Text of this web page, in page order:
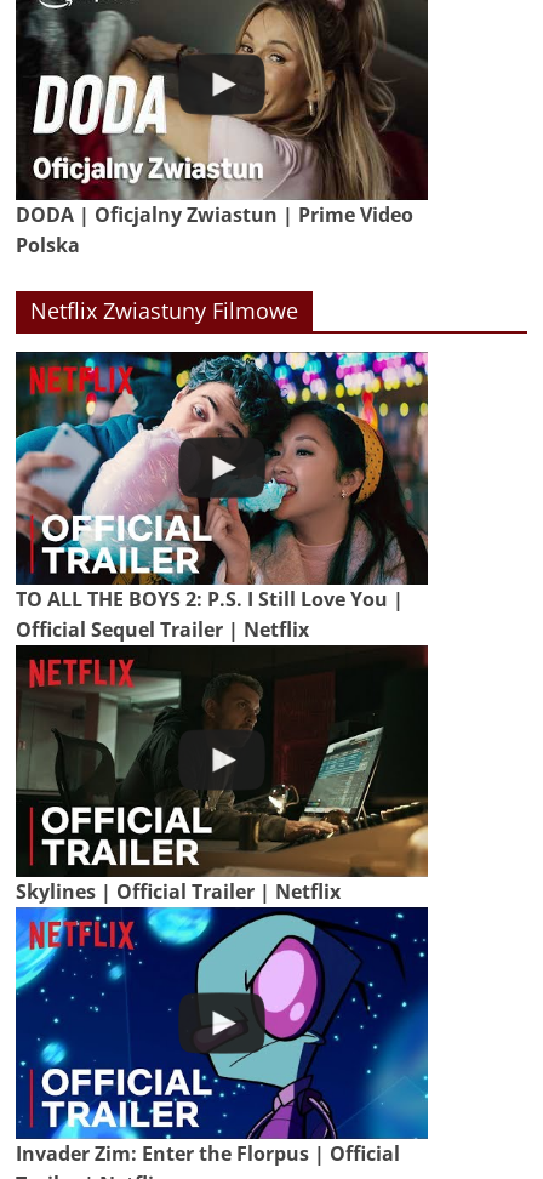
DODA | Oficjalny Zwiastun | Prime Video
Polska
Netflix Zwiastuny Filmowe
TO ALL THE BOYS 2: P.S. I Still Love You |
Official Sequel Trailer | Netflix
Skylines | Official Trailer | Netflix
Invader Zim: Enter the Florpus | Official